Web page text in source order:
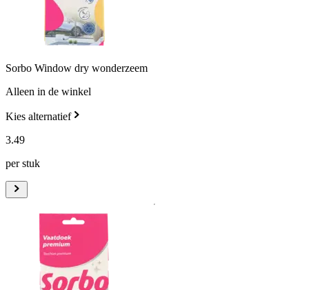
Sorbo Window dry wonderzeem
Alleen in de winkel
Kies alternatief
3.49
per stuk